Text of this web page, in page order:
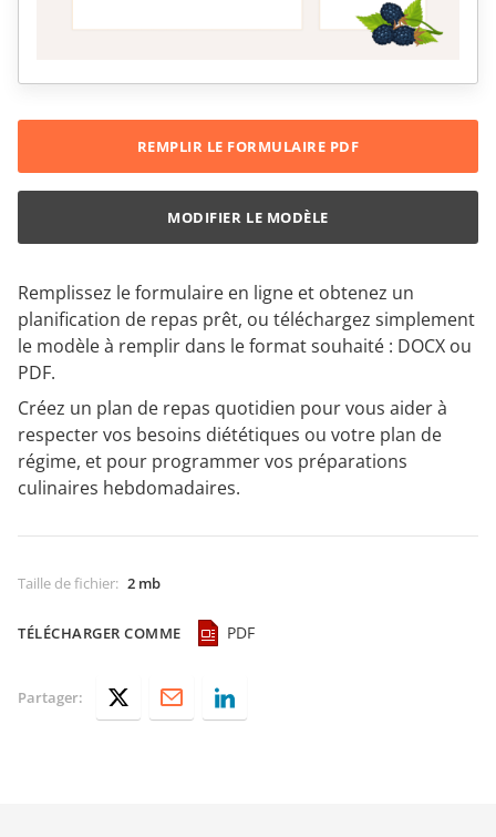
Remplissez le formulaire en ligne et obtenez un
planification de repas prêt, ou téléchargez simplement
le modèle à remplir dans le format souhaité : DOCX ou
PDF.
Créez un plan de repas quotidien pour vous aider à
respecter vos besoins diététiques ou votre plan de
régime, et pour programmer vos préparations
culinaires hebdomadaires.
Taille de fichier: 2 mb
TÉLÉCHARGER COMME PDF
REMPLIR LE FORMULAIRE PDF
MODIFIER LE MODÈLE
Partager: